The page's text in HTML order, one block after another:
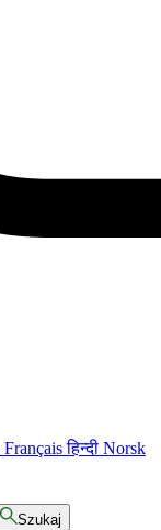
Françaisहिन्दी Norsk
Szukaj